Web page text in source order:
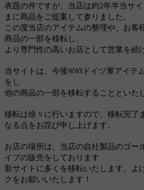
表題の件ですが、当店は約2年半当サ
まに商品をご提案して参りました。
この度当店のアイテムの整理や、お客
商品の一部を移転し、
より専門性の高いお店として営業を続
当サイトは、今後WWIIドイツ軍アイテ
をし
他の商品の一部を移転することといた
移転は徐々に行いますので、移転完了
なる点をお詫び申し上げます。
お店の場所は、当店の自社製品のゴー
イプの販売をしております
新サイトに多くを移転いたします。よ
クをお願いいたします！